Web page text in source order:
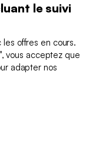
le suivi
offres en cours.
vous acceptez que
adapter nos